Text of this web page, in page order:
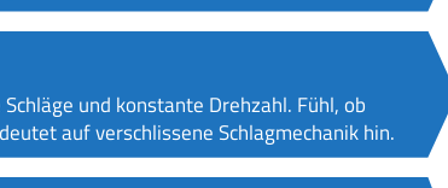
und konstante Drehzahl. Fühl, ob
auf verschlissene Schlagmechanik hin.